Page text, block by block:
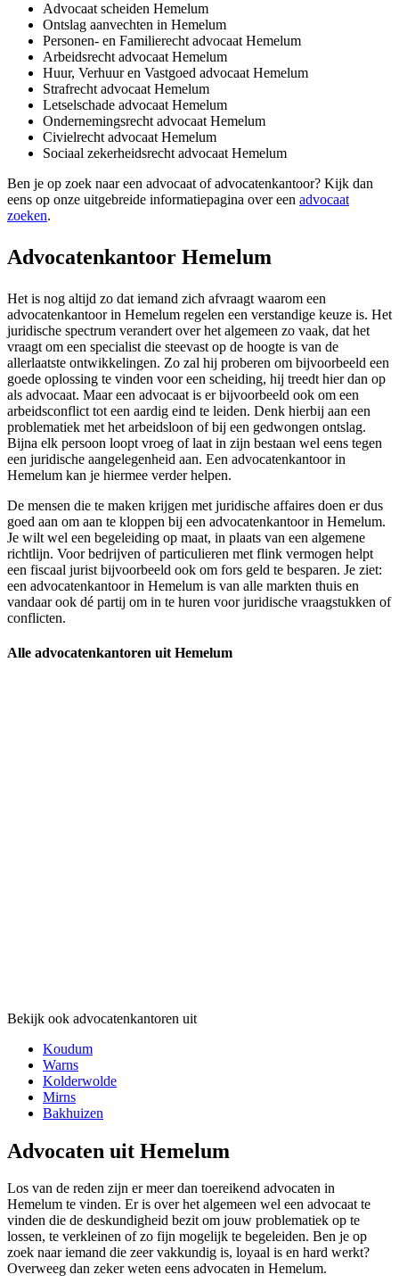
Advocaat scheiden Hemelum
Ontslag aanvechten in Hemelum
Personen- en Familierecht advocaat Hemelum
Arbeidsrecht advocaat Hemelum
Huur, Verhuur en Vastgoed advocaat Hemelum
Strafrecht advocaat Hemelum
Letselschade advocaat Hemelum
Ondernemingsrecht advocaat Hemelum
Civielrecht advocaat Hemelum
Sociaal zekerheidsrecht advocaat Hemelum
Ben je op zoek naar een advocaat of advocatenkantoor? Kijk dan
eens op onze uitgebreide informatiepagina over een advocaat
zoeken.
Advocatenkantoor Hemelum
Het is nog altijd zo dat iemand zich afvraagt waarom een
advocatenkantoor in Hemelum regelen een verstandige keuze is. Het
juridische spectrum verandert over het algemeen zo vaak, dat het
vraagt om een specialist die steevast op de hoogte is van de
allerlaatste ontwikkelingen. Zo zal hij proberen om bijvoorbeeld een
goede oplossing te vinden voor een scheiding, hij treedt hier dan op
als advocaat. Maar een advocaat is er bijvoorbeeld ook om een
arbeidsconflict tot een aardig eind te leiden. Denk hierbij aan een
problematiek met het arbeidsloon of bij een gedwongen ontslag.
Bijna elk persoon loopt vroeg of laat in zijn bestaan wel eens tegen
een juridische aangelegenheid aan. Een advocatenkantoor in
Hemelum kan je hiermee verder helpen.
De mensen die te maken krijgen met juridische affaires doen er dus
goed aan om aan te kloppen bij een advocatenkantoor in Hemelum.
Je wilt wel een begeleiding op maat, in plaats van een algemene
richtlijn. Voor bedrijven of particulieren met flink vermogen helpt
een fiscaal jurist bijvoorbeeld ook om fors geld te besparen. Je ziet:
een advocatenkantoor in Hemelum is van alle markten thuis en
vandaar ook dé partij om in te huren voor juridische vraagstukken of
conflicten.
Alle advocatenkantoren uit Hemelum
Bekijk ook advocatenkantoren uit
Koudum
Warns
Kolderwolde
Mirns
Bakhuizen
Advocaten uit Hemelum
Los van de reden zijn er meer dan toereikend advocaten in
Hemelum te vinden. Er is over het algemeen wel een advocaat te
vinden die de deskundigheid bezit om jouw problematiek op te
lossen, te verkleinen of zo fijn mogelijk te begeleiden. Ben je op
zoek naar iemand die zeer vakkundig is, loyaal is en hard werkt?
Overweeg dan zeker weten eens advocaten in Hemelum.